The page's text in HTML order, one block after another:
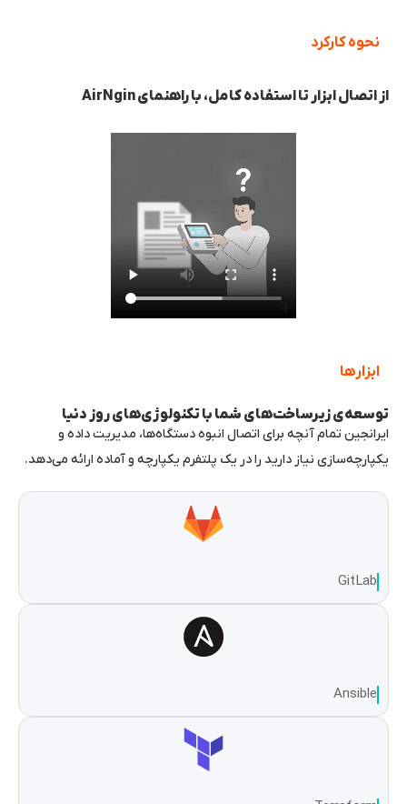
نحوه کارکرد
از اتصال ابزار تا استفاده کامل، با راهنمای AirNgin
ابزارها
توسعه‌ی زیرساخت‌های شما با تکنولوژی‌های روز دنیا
ایرانجین تمام آنچه برای اتصال انبوه دستگاه‌ها، مدیریت داده و
یکپارچه‌سازی نیاز دارید را در یک پلتفرم یکپارچه و آماده ارائه می‌دهد.
GitLab
Ansible